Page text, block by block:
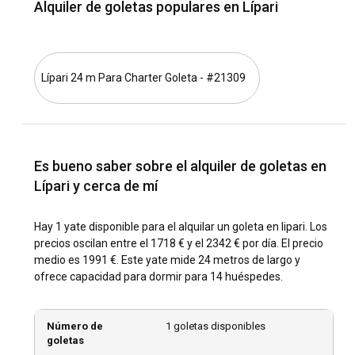
goleta en Lipari?
El mejor momento para visitar Lipari para un alquiler de
yates es durante los meses de verano, de junio a
goleta en Lipari.
navegación en Lipari?
Lipari presume de un clima mediterráneo suave, con
condiciones marítimas tranquilas y vientos fiables. Los
ideales para navegar. Los patrones de olas y corrientes en
Lipari son generalmente previsibles, brindando las
condiciones de navegación perfectas.
Alquiler de goletas populares en Lípari
Lípari 24 m Para Charter Goleta - #21309
Es bueno saber sobre el alquiler de goletas en
Lípari y cerca de mí
Hay 1 yate disponible para el alquilar un goleta en lipari. Los
precios oscilan entre el 1718 € y el 2342 € por día. El precio
medio es 1991 €. Este yate mide 24 metros de largo y
ofrece capacidad para dormir para 14 huéspedes.
Número de
goletas
1 goletas disponibles